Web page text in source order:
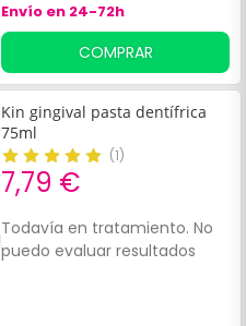
Envío en 24-72h
COMPRAR
Kin gingival pasta dentífrica
75ml
(1)
7,79 €
Todavía en tratamiento. No
puedo evaluar resultados